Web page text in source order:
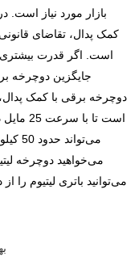
می‌خواهید دوچرخه
می‌توانید باتری لیتیوم را